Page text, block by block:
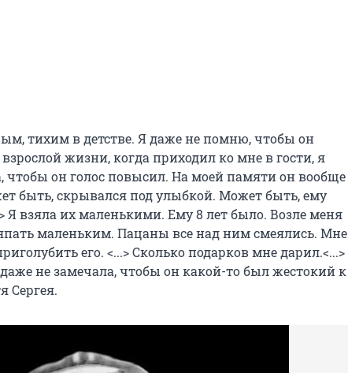
тихим в детстве. Я даже не помню, чтобы он
жизни, когда приходил ко мне в гости, я
чтобы он голос повысил. На моей памяти он вообще
быть, скрывался под улыбкой. Может быть, ему
Я взяла их маленькими. Ему 8 лет было. Возле меня
маленьким. Пацаны все над ним смеялись. Мне
его. <...> Сколько подарков мне дарил.<...>
не замечала, чтобы он какой-то был жестокий к
Сергея.